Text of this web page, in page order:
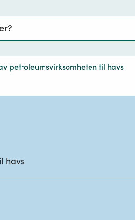
petroleumsvirksomheten til havs
havs